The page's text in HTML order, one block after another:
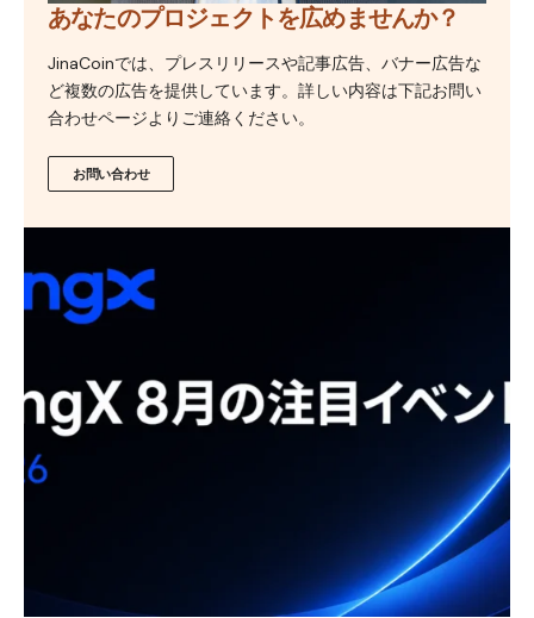
あなたのプロジェクトを広めませんか？
JinaCoinでは、プレスリリースや記事広告、バナー広告な
ど複数の広告を提供しています。詳しい内容は下記お問い
合わせページよりご連絡ください。
お問い合わせ